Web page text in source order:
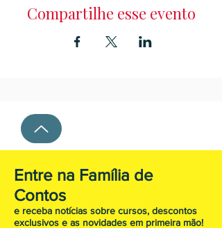
DIA 28 DE OUTUBRO 17h
duração 45 min
Compartilhe esse evento
Entre na Família de
Contos
e receba notícias sobre cursos, descontos
exclusivos e as novidades em primeira mão!